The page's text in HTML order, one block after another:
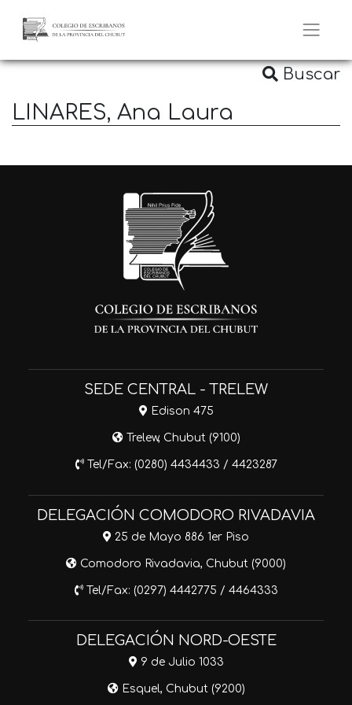
Buscar
LINARES, Ana Laura
SEDE CENTRAL - TRELEW
Edison 475
Trelew, Chubut (9100)
Tel/Fax: (0280) 4434433 / 4423287
DELEGACIÓN COMODORO RIVADAVIA
25 de Mayo 886 1er Piso
Comodoro Rivadavia, Chubut (9000)
Tel/Fax: (0297) 4442775 / 4464333
DELEGACIÓN NORD-OESTE
9 de Julio 1033
Esquel, Chubut (9200)